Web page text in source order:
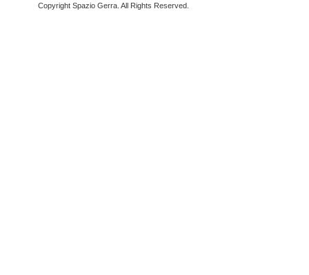
Copyright Spazio Gerra. All Rights Reserved.